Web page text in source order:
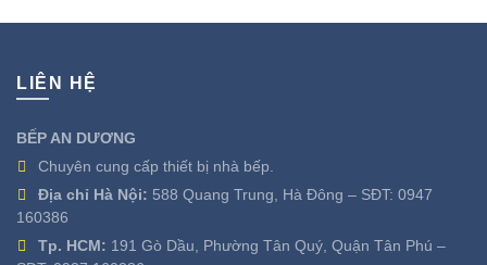
LIÊN HỆ
BẾP AN DƯƠNG
Chuyên cung cấp thiết bị nhà bếp.
Địa chỉ Hà Nội: 588 Quang Trung, Hà Đông – SĐT: 0947
160386
Tp. HCM: 191 Gò Dầu, Phường Tân Quý, Quận Tân Phú –